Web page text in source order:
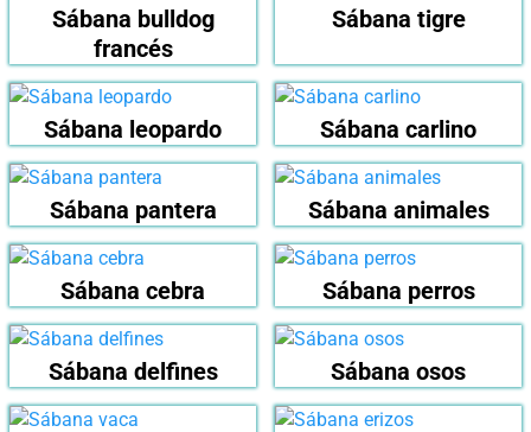
Sábana bulldog
francés
Sábana tigre
Sábana leopardo Sábana carlino
Sábana pantera Sábana animales
Sábana cebra Sábana perros
Sábana delfines Sábana osos